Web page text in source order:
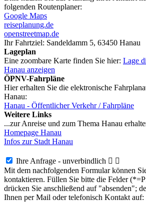
folgenden Routenplaner:
Google Maps
reiseplanung.de
openstreetmap.de
Ihr Fahrtziel: Sandeldamm 5, 63450 Hanau
Lageplan
Eine zoombare Karte finden Sie hier: Lage
Hanau anzeigen
ÖPNV-Fahrpläne
Hier erhalten Sie die elektronische
Hanau:
Hanau - Öffentlicher Verkehr / Fahrpläne
Weitere Links
...zur Anreise und zum Thema Hanau
Homepage Hanau
Infos zur Stadt Hanau
Ihre Anfrage - unverbindlich  
Mit dem nachfolgenden Formular können
kontaktieren. Füllen Sie bitte die Felder
drücken Sie anschließend auf "absenden";
Ihnen per Mail oder telefonisch Kontakt auf: